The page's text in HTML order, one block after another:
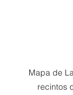
Mapa de
recintos